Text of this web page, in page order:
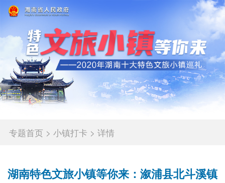
专题首页 >小镇打卡 > 详情
湖南特色文旅小镇等你来：溆浦县北斗溪镇